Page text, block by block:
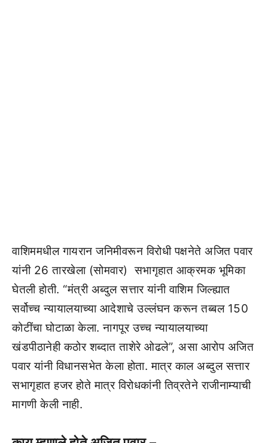
वाशिममधील गायरान जनिमीवरून विरोधी पक्षनेते अजित पवार
यांनी 26 तारखेला (सोमवार) सभागृहात आक्रमक भूमिका
घेतली होती. “मंत्री अब्दुल सत्तार यांनी वाशिम जिल्ह्यात
सर्वोच्च न्यायालयाच्या आदेशाचे उल्लंघन करून तब्बल 150
कोटींचा घोटाळा केला. नागपूर उच्च न्यायालयाच्या
खंडपीठानेही कठोर शब्दात ताशेरे ओढले”, असा आरोप अजित
पवार यांनी विधानसभेत केला होता. मात्र काल अब्दुल सत्तार
सभागृहात हजर होते मात्र विरोधकांनी तिव्रतेने राजीनाम्याची
मागणी केली नाही.